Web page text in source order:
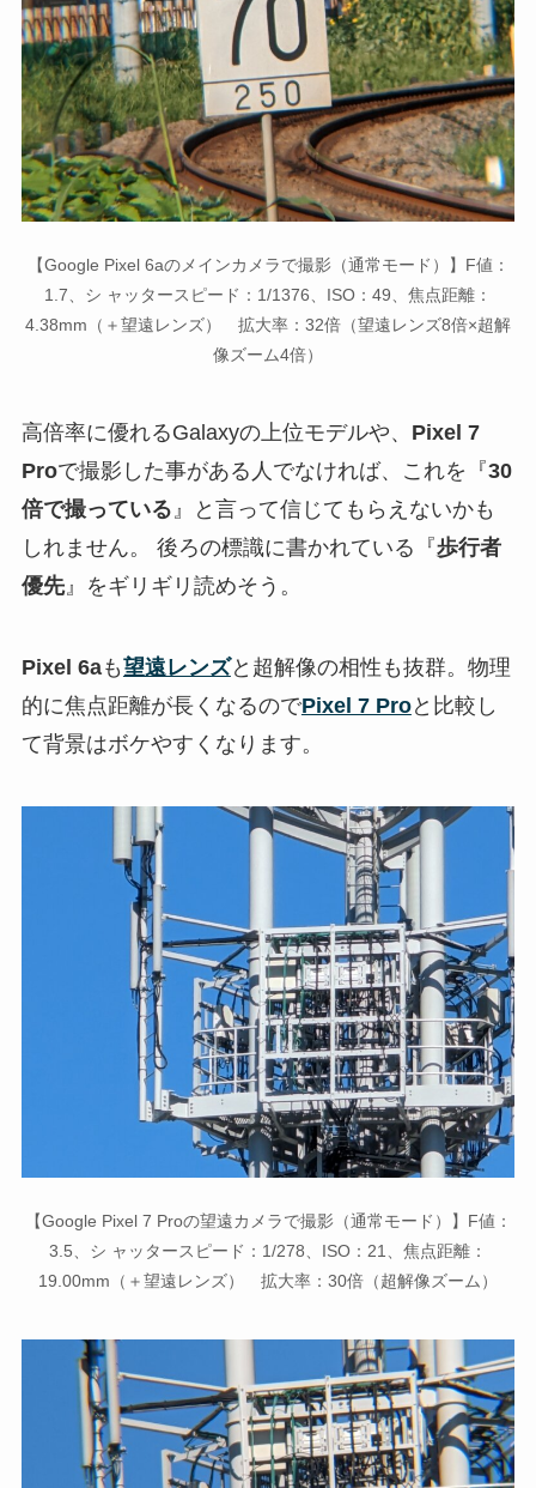
【Google Pixel 6aのメインカメラで撮影（通常モード）】F値：
1.7、シ ャッタースピード：1/1376、ISO：49、焦点距離：
4.38mm（＋望遠レンズ） 拡大率：32倍（望遠レンズ8倍×超解
像ズーム4倍）
高倍率に優れるGalaxyの上位モデルや、 Pixel 7
Proで撮影した事がある人でなければ、これを『30
倍で撮っている 』と言って信じてもらえないかも
しれません。 後ろの標識に書かれている『歩行者
優先』をギリギリ読めそう。
Pixel 6aも望遠レンズと超解像の相性も抜群。物理
的に焦点距離が長くなるのでPixel 7 Proと比較し
て背景はボケやすくなります。
【Google Pixel 7 Proの望遠カメラで撮影（通常モード）】F値：
3.5、シ ャッタースピード：1/278、ISO：21、焦点距離：
19.00mm（＋望遠レンズ） 拡大率：30倍（超解像ズーム）